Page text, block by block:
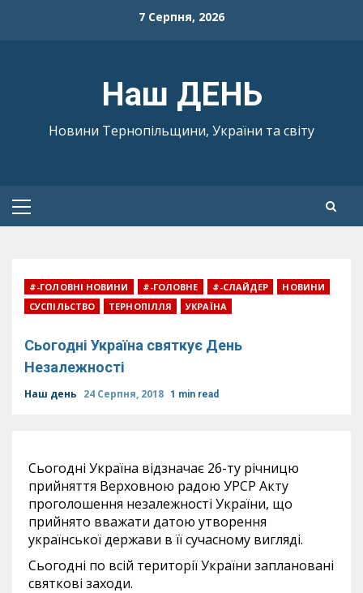
7 Серпня, 2026
Наш ДЕНЬ
Новини Тернопільщини, України та світу
Primary
#-ГОЛОВНІ НОВИНИ #-ГОЛОВНЕ #-СЛАЙДЕР
НОВИНИ
СУСПІЛЬСТВО
ТЕРНОПІЛЛЯ УКРАЇНА
Сьогодні Україна святкує День
Незалежності
Наш день 24 Серпня, 2018 1 min read
Сьогодні Україна відзначає 26-ту річницю
прийняття Верховною радою УРСР Акту
проголошення незалежності України, що
прийнято вважати датою утворення
української держави в її сучасному вигляді.
Сьогодні по всій території України заплановані
святкові заходи.